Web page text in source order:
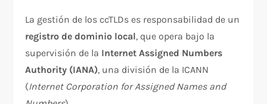
La gestión de los ccTLDs es responsabilidad de un
registro de dominio local, que opera bajo la
supervisión de la Internet Assigned Numbers
Authority (IANA), una división de la ICANN
(Internet Corporation for Assigned Names and